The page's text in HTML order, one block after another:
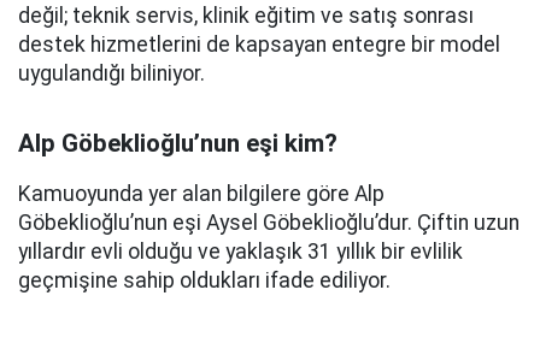
değil; teknik servis, klinik eğitim ve satış sonrası
destek hizmetlerini de kapsayan entegre bir model
uygulandığı biliniyor.
Alp Göbeklioğlu’nun eşi kim?
Kamuoyunda yer alan bilgilere göre Alp
Göbeklioğlu’nun eşi Aysel Göbeklioğlu’dur. Çiftin uzun
yıllardır evli olduğu ve yaklaşık 31 yıllık bir evlilik
geçmişine sahip oldukları ifade ediliyor.